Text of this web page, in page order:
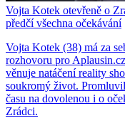
Vojta Kotek otevřeně o
předčí všechna očekávání
Vojta Kotek (38) má za
rozhovoru pro
věnuje natáčení reality
soukromý život.
času na dovolenou i o
Zrádci.